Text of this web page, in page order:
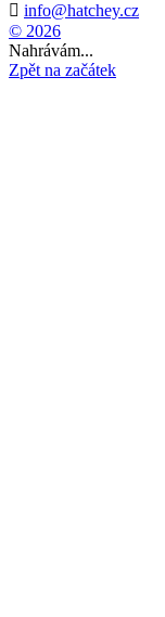
 info@hatchey.cz
© 2026
Nahrávám...
Zpět na začátek